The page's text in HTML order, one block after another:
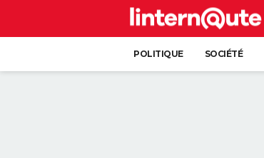
POLITIQUE SOCIÉTÉ